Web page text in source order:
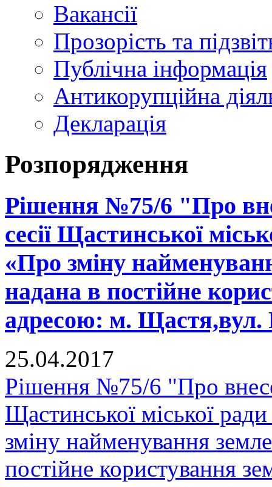
Вакансії
Прозорість та
Публічна інформація
Антикорупційна
Декларація
Розпорядження
Рішення №75/6 "Про
сесії Щастинської
«Про зміну
надана в постійне
адресою: м. Щастя,вул.
25.04.2017
Рішення №75/6 "Про
Щастинської міської
зміну найменування
постійне користування